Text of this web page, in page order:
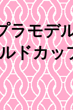
モデ
カッ